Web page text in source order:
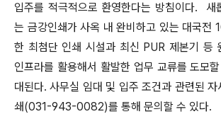
입주를 적극적으로 환영한다는 방침이다.
새
는 금강인쇄가 사옥 내 완비하고 있는 대국전
한 최첨단 인쇄 시설과 최신 PUR 제본기 등
인프라를 활용해서 활발한 업무 교류를 도모
대된다. 사무실 임대 및 입주 조건과 관련된 자
쇄(031-943-0082)를 통해 문의할 수 있다.